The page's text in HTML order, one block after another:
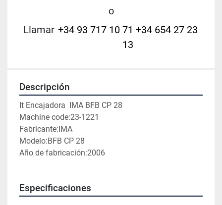
o
Llamar +34 93 717 10 71 +34 654 27 23
13
Descripción
It Encajadora  IMA BFB CP 28
Machine code:23-1221
Fabricante:IMA
Modelo:BFB CP 28
Año de fabricación:2006
Especificaciones